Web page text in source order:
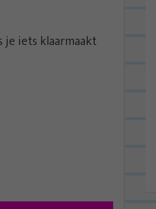
je iets klaarmaakt